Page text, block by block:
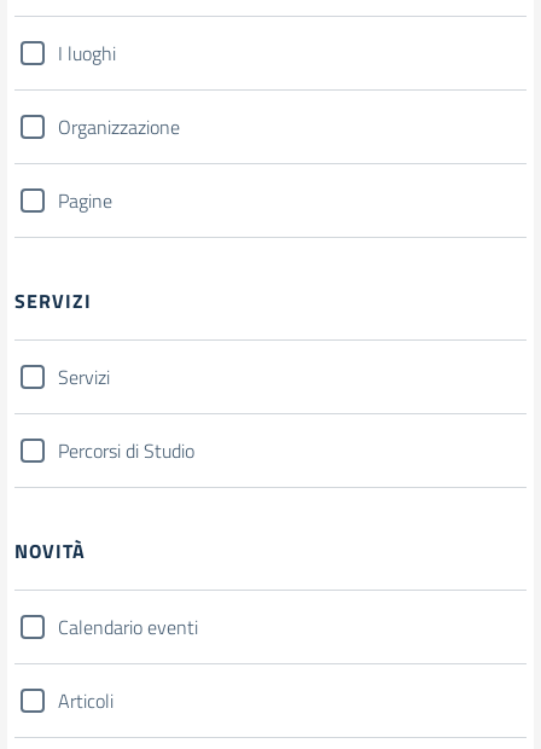
I luoghi
Organizzazione
Pagine
SERVIZI
Servizi
Percorsi di Studio
NOVITÀ
Calendario eventi
Articoli